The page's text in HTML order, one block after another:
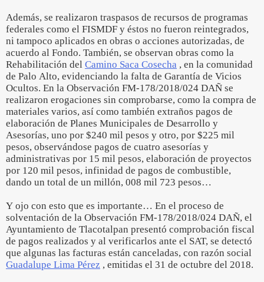
Además, se realizaron traspasos de recursos de programas
federales como el FISMDF y éstos no fueron reintegrados,
ni tampoco aplicados en obras o acciones autorizadas, de
acuerdo al Fondo. También, se observan obras como la
Rehabilitación del Camino Saca Cosecha , en la comunidad
de Palo Alto, evidenciando la falta de Garantía de Vicios
Ocultos. En la Observación FM-178/2018/024 DAÑ se
realizaron erogaciones sin comprobarse, como la compra de
materiales varios, así como también extraños pagos de
elaboración de Planes Municipales de Desarrollo y
Asesorías, uno por $240 mil pesos y otro, por $225 mil
pesos, observándose pagos de cuatro asesorías y
administrativas por 15 mil pesos, elaboración de proyectos
por 120 mil pesos, infinidad de pagos de combustible,
dando un total de un millón, 008 mil 723 pesos…
Y ojo con esto que es importante… En el proceso de
solventación de la Observación FM-178/2018/024 DAÑ, el
Ayuntamiento de Tlacotalpan presentó comprobación fiscal
de pagos realizados y al verificarlos ante el SAT, se detectó
que algunas las facturas están canceladas, con razón social
Guadalupe Lima Pérez , emitidas el 31 de octubre del 2018.